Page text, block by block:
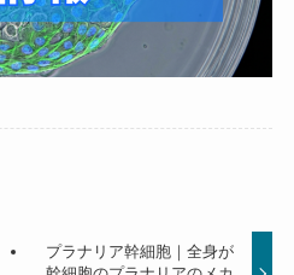
プラナリア幹細胞｜全身が